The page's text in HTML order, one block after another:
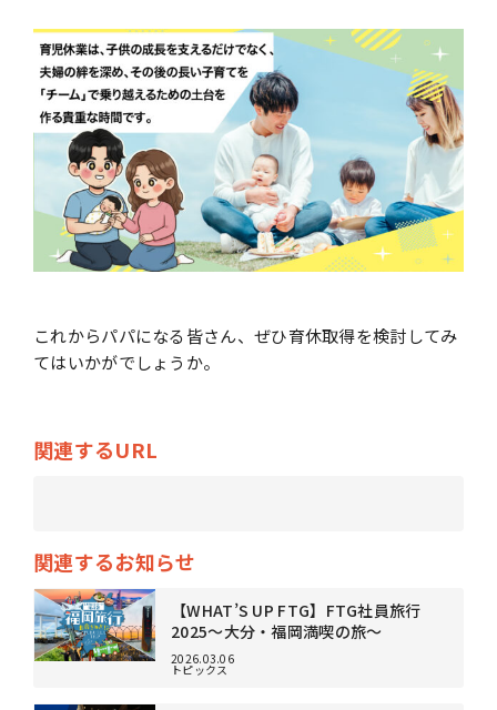
これからパパになる皆さん、ぜひ育休取得を検討してみ
てはいかがでしょうか。
関連するURL
関連するお知らせ
【WHAT’S UP FTG】FTG社員旅⾏
2025～大分・福岡満喫の旅～
2026.03.06
トピックス